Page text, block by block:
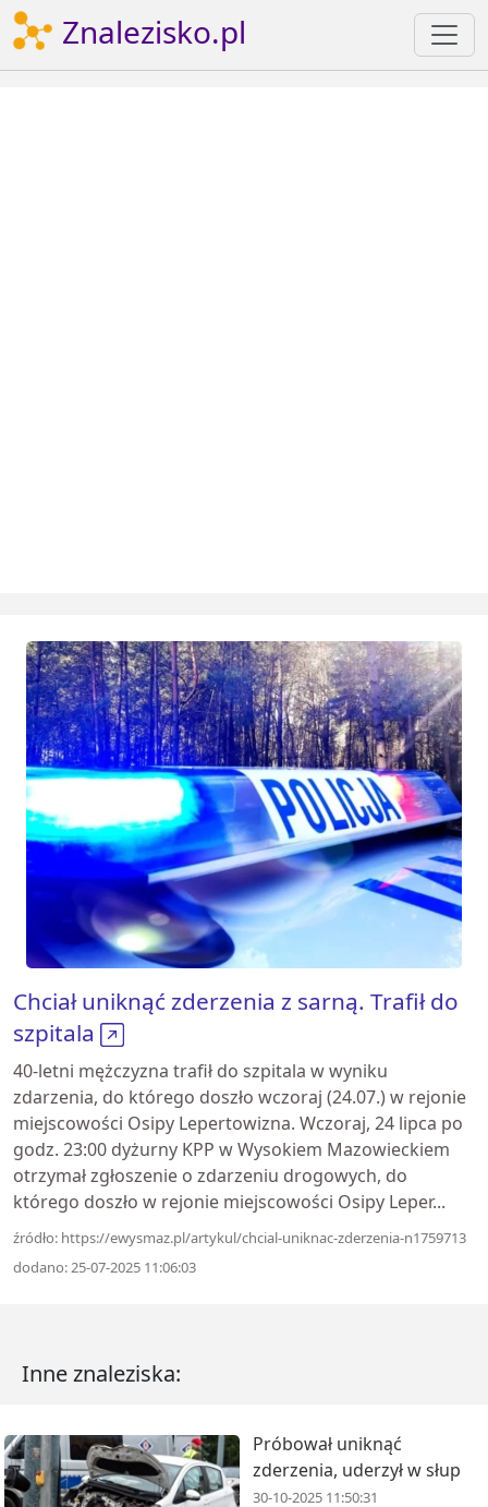
Znalezisko.pl
Chciał uniknąć zderzenia z sarną. Trafił do
szpitala
40-letni mężczyzna trafił do szpitala w wyniku
zdarzenia, do którego doszło wczoraj (24.07.) w rejonie
miejscowości Osipy Lepertowizna. Wczoraj, 24 lipca po
godz. 23:00 dyżurny KPP w Wysokiem Mazowieckiem
otrzymał zgłoszenie o zdarzeniu drogowych, do
którego doszło w rejonie miejscowości Osipy Leper...
źródło: https://ewysmaz.pl/artykul/chcial-uniknac-zderzenia-n1759713
dodano: 25-07-2025 11:06:03
Inne znaleziska:
Próbował uniknąć
zderzenia, uderzył w słup
30-10-2025 11:50:31